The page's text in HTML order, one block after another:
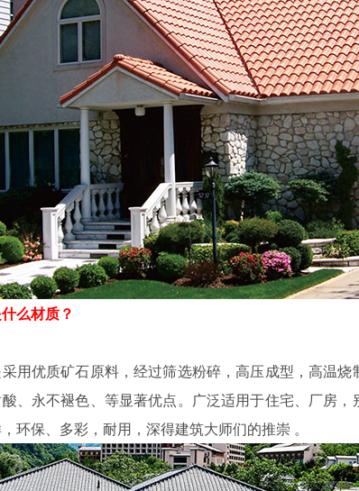
么材质？
用优质矿石原料，经过筛选粉碎，高压成型，高温烧
、永不褪色、等显著优点。广泛适用于住宅、厂房，
环保、多彩，耐用，深得建筑大师们的推崇 。